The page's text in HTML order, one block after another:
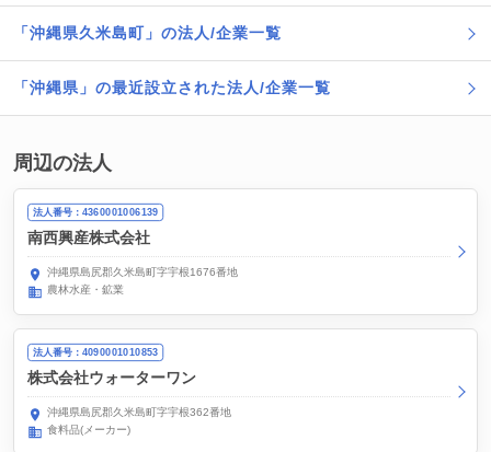
「沖縄県久米島町」の法人/企業一覧
「沖縄県」の最近設立された法人/企業一覧
周辺の法人
法人番号：4360001006139
南西興産株式会社
沖縄県島尻郡久米島町字宇根1676番地
農林水産・鉱業
法人番号：4090001010853
株式会社ウォーターワン
沖縄県島尻郡久米島町字宇根362番地
食料品(メーカー)